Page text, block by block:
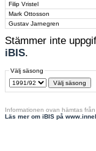
Filip Vristel
Mark Ottosson
Gustav Jarnegren
Stämmer inte
iBIS.
Välj säsong
Informationen ovan hämtas
Läs mer om iBIS på